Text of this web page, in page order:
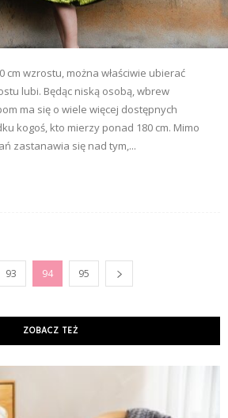
cm wzrostu, można właściwie ubierać
lubi. Będąc niską osobą, wbrew
ma się o wiele więcej dostępnych
kogoś, kto mierzy ponad 180 cm. Mimo
zastanawia się nad tym,...
93 94 95
ZOBACZ TEŻ